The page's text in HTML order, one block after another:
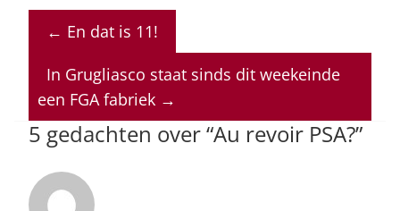
at
s
A
p
p
c
e
b
o
o
k
e
dI
n
a
d
l
← En dat is 11!
In Grugliasco staat sinds dit weekeinde
een FGA fabriek →
5 gedachten over “Au revoir PSA?”